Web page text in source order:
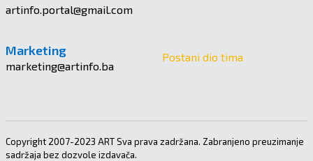
artinfo.portal@gmail.com
Marketing
marketing@artinfo.ba
Postani dio tima
Copyright 2007-2023 ART Sva prava zadržana. Zabranjeno preuzimanje
sadržaja bez dozvole izdavača.